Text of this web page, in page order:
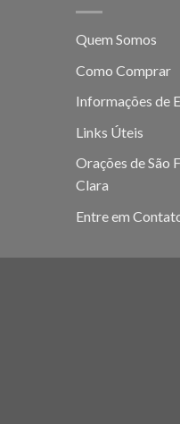
Quem Somos
Como Comprar
Informações de
Links Úteis
Orações de São
Clara
Entre em